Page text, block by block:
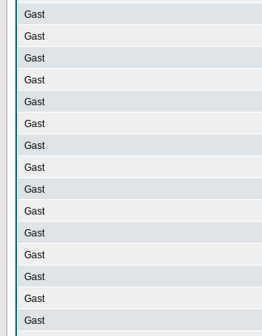
Gast
Gast
Gast
Gast
Gast
Gast
Gast
Gast
Gast
Gast
Gast
Gast
Gast
Gast
Gast